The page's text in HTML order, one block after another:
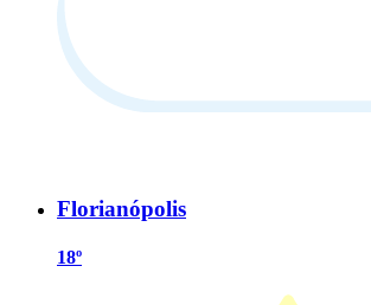
Florianópolis
18º